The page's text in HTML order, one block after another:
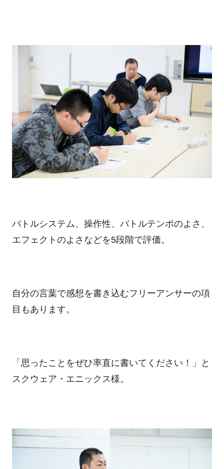
バトルシステム、操作性、バトルテンポのよさ、
エフェクトのよさなどを5段階で評価。
自分の言葉で感想を書き込むフリーアンサーの項
目もあります。
「思ったことをぜひ率直に書いてください！」と
スクウェア・エニックス様。